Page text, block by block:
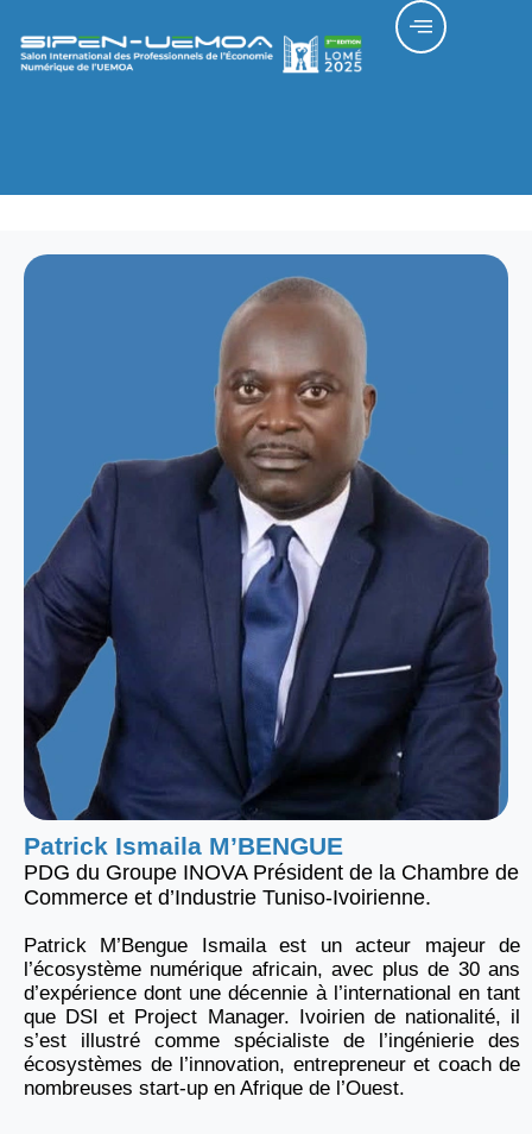
Patrick Ismaila M’BENGUE
Patrick Ismaila M’BENGUE
PDG du Groupe INOVA Président de la Chambre de
Commerce et d’Industrie Tuniso-Ivoirienne.
Patrick M’Bengue Ismaila est un acteur majeur de
l’écosystème numérique africain, avec plus de 30 ans
d’expérience dont une décennie à l’international en tant
que DSI et Project Manager. Ivoirien de nationalité, il
s’est illustré comme spécialiste de l’ingénierie des
écosystèmes de l’innovation, entrepreneur et coach de
nombreuses start-up en Afrique de l’Ouest.